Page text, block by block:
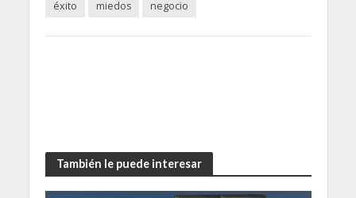
éxito miedos negocio
También le puede interesar